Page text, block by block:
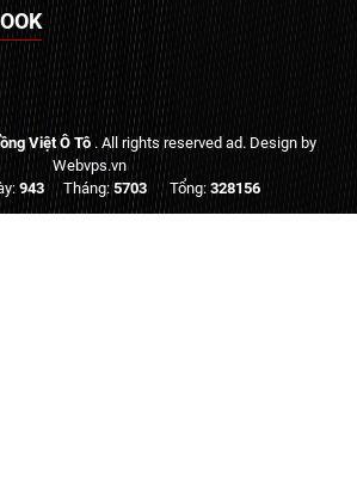
Việt Ô Tô . All rights reserved ad. Design by
Webvps.vn
943 Tháng:5703 Tổng: 328156